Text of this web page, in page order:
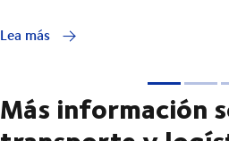
Lea más
Más información